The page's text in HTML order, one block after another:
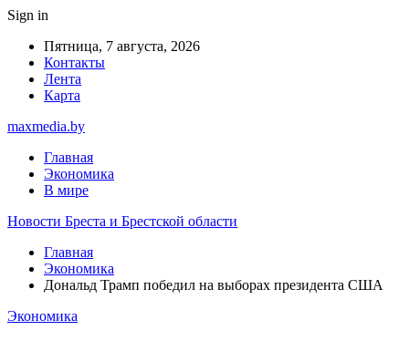
Sign in
Пятница, 7 августа, 2026
Контакты
Лента
Карта
maxmedia.by
Главная
Экономика
В мире
Новости Бреста и Брестской области
Главная
Экономика
Дональд Трамп победил на выборах президента США
Экономика